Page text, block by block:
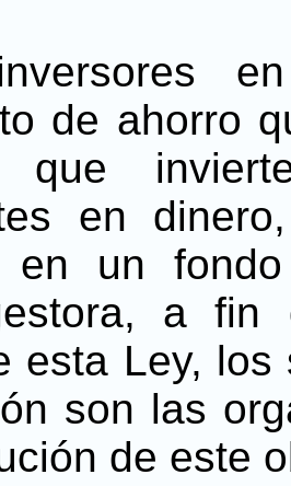
de ahorro
que
en
en un
a fin
esta Ley,
son las
de este